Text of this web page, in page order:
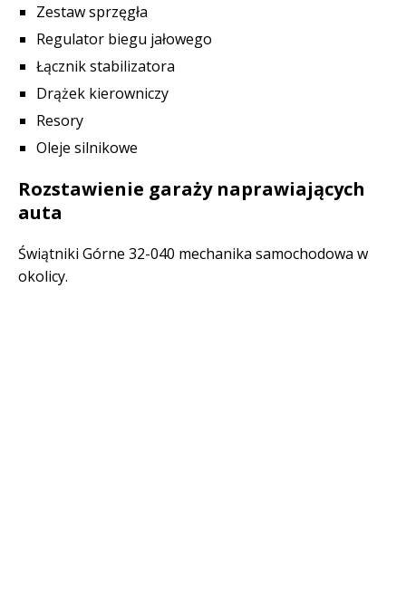
Zestaw sprzęgła
Regulator biegu jałowego
Łącznik stabilizatora
Drążek kierowniczy
Resory
Oleje silnikowe
Rozstawienie garaży naprawiających
auta
Świątniki Górne 32-040 mechanika samochodowa w
okolicy.